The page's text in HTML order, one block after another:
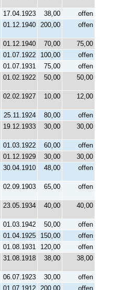
17.04.1923 38,00
offen
01.12.1940 200,00 offen
01.12.1940 70,00
75,00
01.07.1922 100,00
offen
01.07.1931 75,00
offen
01.02.1922 50,00 50,00
02.02.1927 10,00 12,00
25.11.1924 80,00
offen
19.12.1933 30,00 30,00
01.03.1922 60,00
offen
01.12.1929 30,00
30,00
30.04.1910 48,00 offen
02.09.1903 65,00 offen
23.05.1934 40,00 40,00
01.03.1942 50,00
offen
01.04.1925 150,00
offen
01.08.1931 120,00
offen
31.08.1918 38,00 38,00
06.07.1923 30,00
offen
01.07.1912 200,00 offen